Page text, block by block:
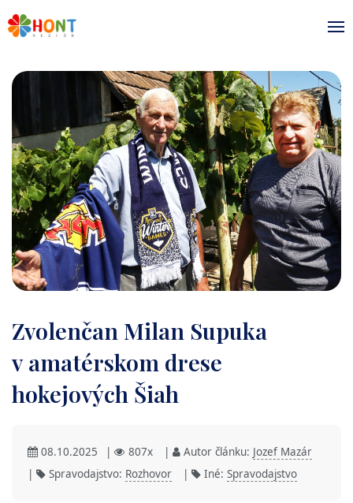
Zvolenčan Milan Supuka
v amatérskom drese
hokejových Šiah
08.10.2025 | 807x | Autor článku: Jozef Mazár
|
Spravodajstvo: Rozhovor | Iné: Spravodajstvo